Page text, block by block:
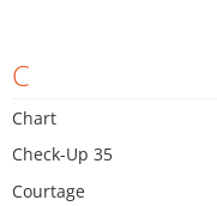
C
Chart
Check-Up 35
Courtage